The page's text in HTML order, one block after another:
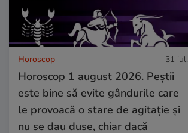
Horoscop 31 iul.
Horoscop 1 august 2026. Peștii
este bine să evite gândurile care
le provoacă o stare de agitație și
nu se dau duse, chiar dacă